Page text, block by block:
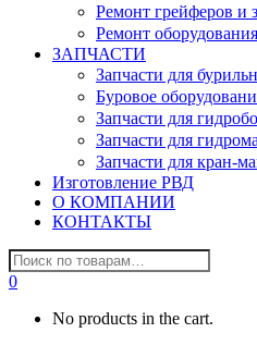
Ремонт грейферов и
Ремонт
ЗАПЧАСТИ
Запчасти для
Буровое
Запчасти для
Запчасти для
Запчасти для кран-
Изготовление РВД
О КОМПАНИИ
КОНТАКТЫ
0
No products in the cart.